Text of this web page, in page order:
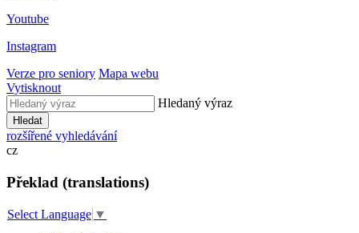
Youtube
Instagram
Verze pro seniory Mapa webu
Vytisknout
Hledaný výraz
Hledat
rozšířené vyhledávání
cz
Překlad (translations)
Select Language ▼